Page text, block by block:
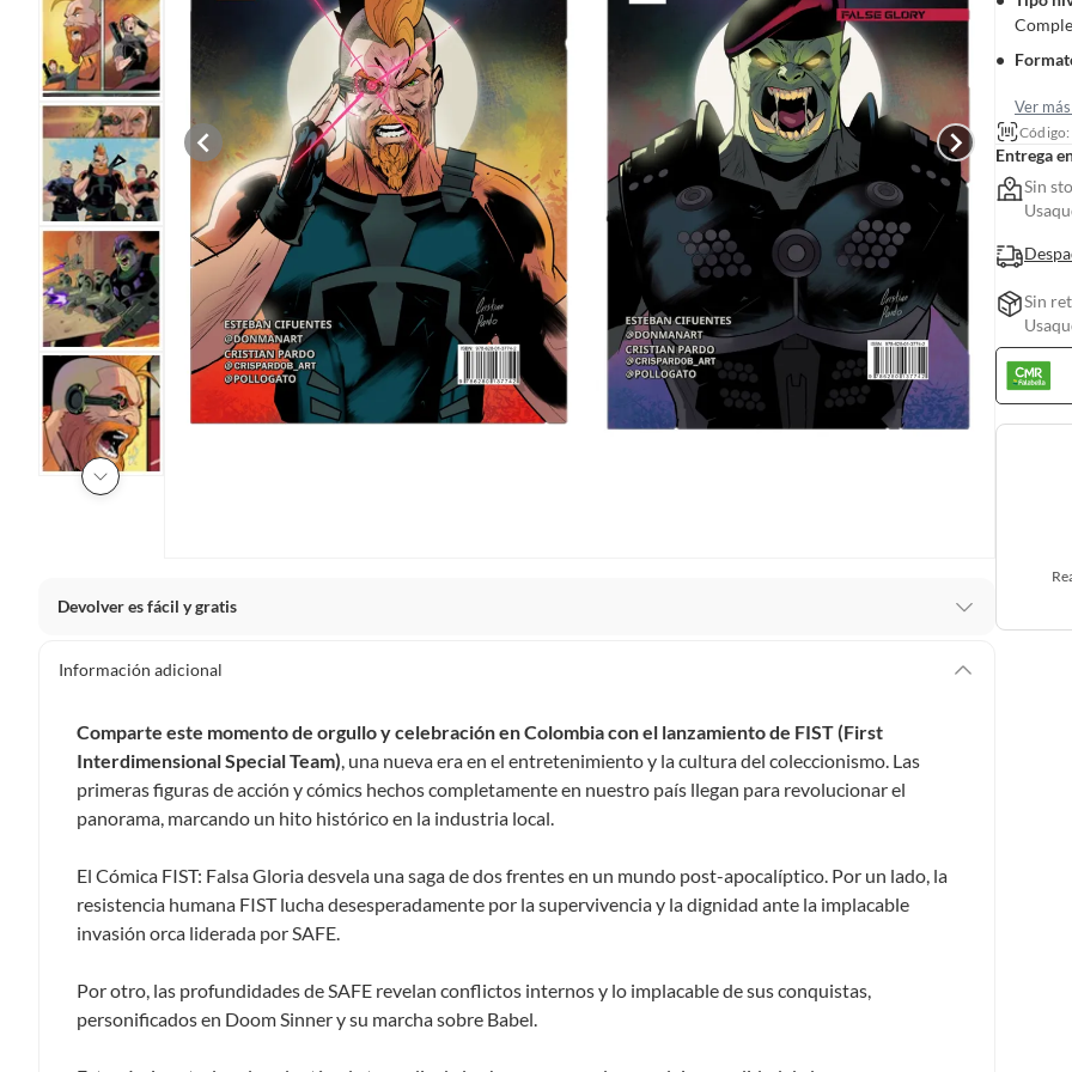
Devolver es fácil y gratis
clientes cuentas con garantías y derechos que puedes ejercer si necesitas hacer una devolución.
De conformidad con lo establecido en el artículo 47 de la Ley 1480 de 2011 en armonía con el artículo 3 de la Ley
2439 de 2024, el término para que el cliente ejerza su derecho de retracto será de cinco (5) días hábiles contados
a partir de la recepción del producto, adicional el producto deberá estar en las mismas condiciones de la entrega;
esto es, en su caja original, con los sellos y sin uso.
Tienes 30 días calendariodesde que recibes el producto para pedir su devolución. Ten en cuenta que hay productos de
ciertas categorías no se pueden devolver si cambias de opinión:
Ten en cuenta que hay productos de ciertas categorías no se pueden devolver si cambias de opinión:
Para conocer más sobre el derecho de retracto y nuestra política de devolución ingresa a
Información adicional
Comparte este momento de orgullo y celebración en Colombia con el lanzamiento de FIST (First
Interdimensional Special Team) , una nueva era en el entretenimiento y la cultura del coleccionismo. Las
primeras figuras de acción y cómics hechos completamente en nuestro país llegan para revolucionar el
panorama, marcando un hito histórico en la industria local.
El Cómica FIST: Falsa Gloria desvela una saga de dos frentes en un mundo post-apocalíptico. Por un lado, la
resistencia humana FIST lucha desesperadamente por la supervivencia y la dignidad ante la implacable
invasión orca liderada por SAFE.
Por otro, las profundidades de SAFE revelan conflictos internos y lo implacable de sus conquistas,
personificados en Doom Sinner y su marcha sobre Babel.
Ver
Entrega
Sin
Sin